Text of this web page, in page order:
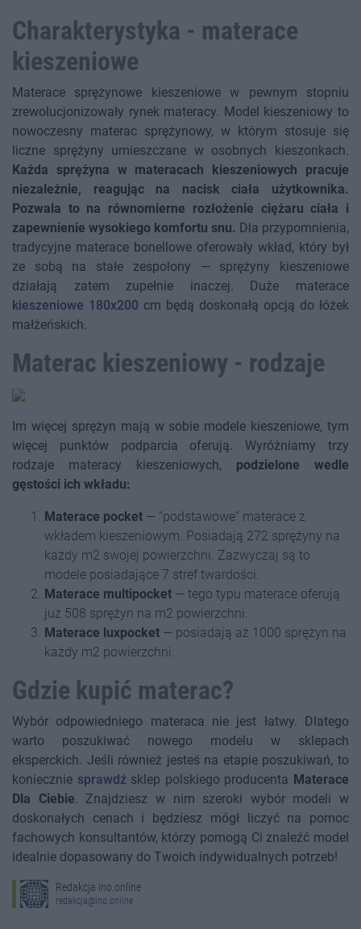
Charakterystyka - materace
kieszeniowe
Materace sprężynowe kieszeniowe w pewnym stopniu
zrewolucjonizowały rynek materacy. Model kieszeniowy to
nowoczesny materac sprężynowy, w którym stosuje się
liczne sprężyny umieszczane w osobnych kieszonkach.
Każda sprężyna w materacach kieszeniowych pracuje
niezależnie, reagując na nacisk ciała użytkownika.
Pozwala to na równomierne rozłożenie ciężaru ciała i
zapewnienie wysokiego komfortu snu. Dla przypomnienia,
tradycyjne materace bonellowe oferowały wkład, który był
ze sobą na stałe zespolony — sprężyny kieszeniowe
działają zatem zupełnie inaczej. Duże materace
kieszeniowe 180x200 cm będą doskonałą opcją do łóżek
małżeńskich.
Materac kieszeniowy - rodzaje
Im więcej sprężyn mają w sobie modele kieszeniowe, tym
więcej punktów podparcia oferują. Wyróżniamy trzy
rodzaje materacy kieszeniowych, podzielone wedle
gęstości ich wkładu:
Materace pocket — “podstawowe” materace z
wkładem kieszeniowym. Posiadają 272 sprężyny na
każdy m2 swojej powierzchni. Zazwyczaj są to
modele posiadające 7 stref twardości.
Materace multipocket — tego typu materace oferują
już 508 sprężyn na m2 powierzchni.
Materace luxpocket — posiadają aż 1000 sprężyn na
każdy m2 powierzchni.
Gdzie kupić materac?
Wybór odpowiedniego materaca nie jest łatwy. Dlatego
warto poszukiwać nowego modelu w sklepach
eksperckich. Jeśli również jesteś na etapie poszukiwań, to
koniecznie sprawdźsklep polskiego producenta Materace
Dla Ciebie. Znajdziesz w nim szeroki wybór modeli w
doskonałych cenach i będziesz mógł liczyć na pomoc
fachowych konsultantów, którzy pomogą Ci znaleźć model
idealnie dopasowany do Twoich indywidualnych potrzeb!
Redakcja Ino.online
redakcja@ino.online